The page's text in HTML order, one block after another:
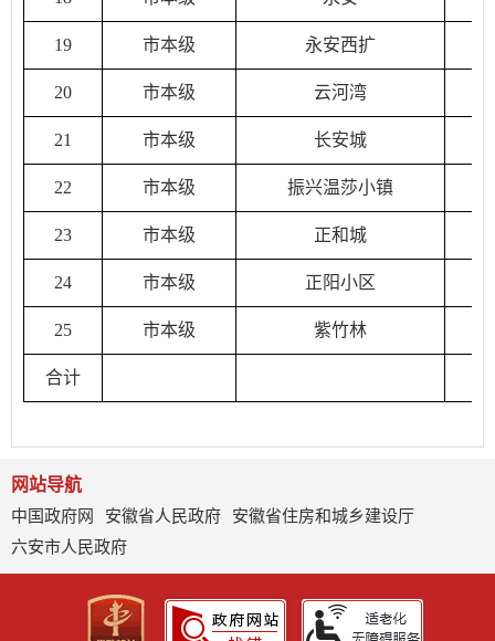
19 市本级 永安西扩
20 市本级 云河湾
21 市本级 长安城
22 市本级 振兴温莎小镇
23 市本级 正和城
24 市本级 正阳小区
25 市本级 紫竹林
合计
网站导航
中国政府网
安徽省人民政府
安徽省住房和城乡建设厅
六安市人民政府